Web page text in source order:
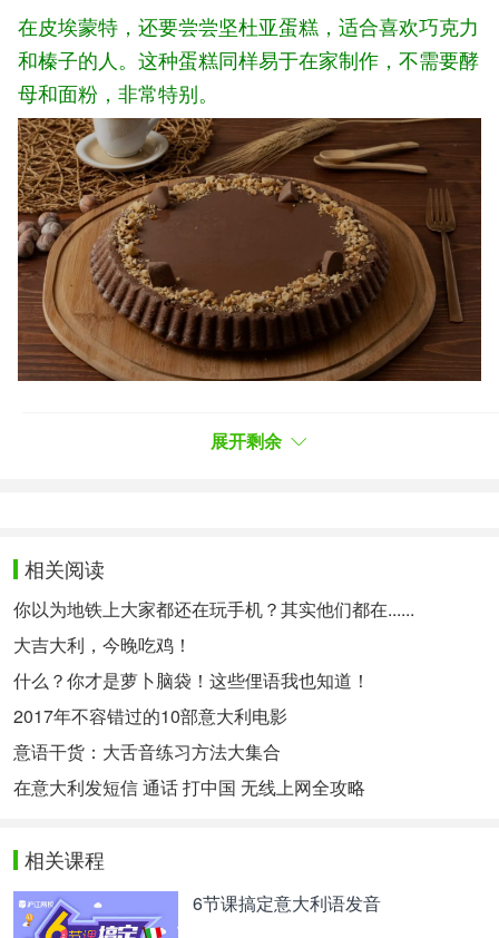
在皮埃蒙特，还要尝尝坚杜亚蛋糕，适合喜欢巧克力
和榛子的人。这种蛋糕同样易于在家制作，不需要酵
母和面粉，非常特别。
La Torta nella Valle d'Aosta
la torta di San Grato
di San Grato (Tourta de Saint Grat), un dolce tipico
del comune di Gressan. Questa torta deliziosa è
realizzata con le mele renette e profumata con le
展开剩余
相关阅读
你以为地铁上大家都还在玩手机？其实他们都在......
大吉大利，今晚吃鸡！
什么？你才是萝卜脑袋！这些俚语我也知道！
2017年不容错过的10部意大利电影
意语干货：大舌音练习方法大集合
在意大利发短信 通话 打中国 无线上网全攻略
相关课程
6节课搞定意大利语发音